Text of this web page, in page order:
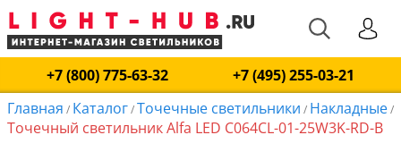
+7 (800) 775-63-32
+7 (495) 255-03-21
Главная / Каталог/Точечные светильники / Накладные/
Точечный светильник Alfa LED C064CL-01-25W3K-RD-B